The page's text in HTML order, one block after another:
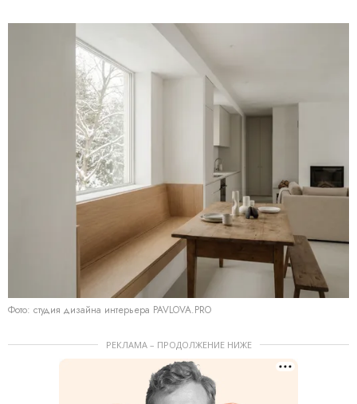
Фото: студия дизайна интерьера PAVLOVA.PRO
РЕКЛАМА – ПРОДОЛЖЕНИЕ НИЖЕ